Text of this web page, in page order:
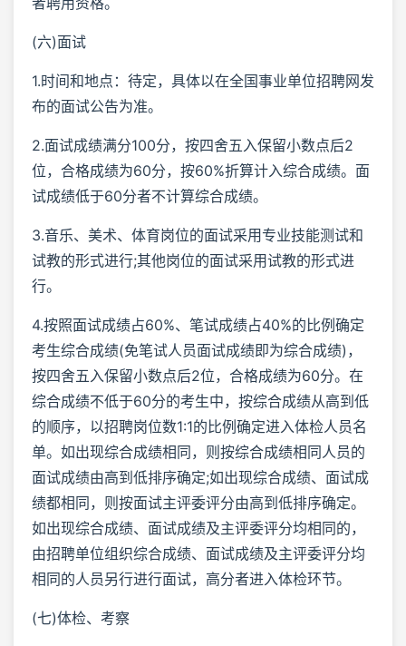
(六)面试
1.时间和地点：待定，具体以在全国事业单位招聘网发
布的面试公告为准。
2.面试成绩满分100分，按四舍五入保留小数点后2
位，合格成绩为60分，按60%折算计入综合成绩。面
试成绩低于60分者不计算综合成绩。
3.音乐、美术、体育岗位的面试采用专业技能测试和
试教的形式进行;其他岗位的面试采用试教的形式进
行。
4.按照面试成绩占60%、笔试成绩占40%的比例确定
考生综合成绩(免笔试人员面试成绩即为综合成绩)，
按四舍五入保留小数点后2位，合格成绩为60分。在
综合成绩不低于60分的考生中，按综合成绩从高到低
的顺序，以招聘岗位数1:1的比例确定进入体检人员名
单。如出现综合成绩相同，则按综合成绩相同人员的
面试成绩由高到低排序确定;如出现综合成绩、面试成
绩都相同，则按面试主评委评分由高到低排序确定。
如出现综合成绩、面试成绩及主评委评分均相同的，
由招聘单位组织综合成绩、面试成绩及主评委评分均
相同的人员另行进行面试，高分者进入体检环节。
(七)体检、考察